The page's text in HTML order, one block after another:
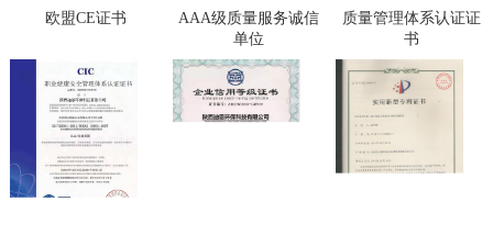
欧盟CE证书
AAA级质量服务诚信
单位
质量管理体系认证证
书